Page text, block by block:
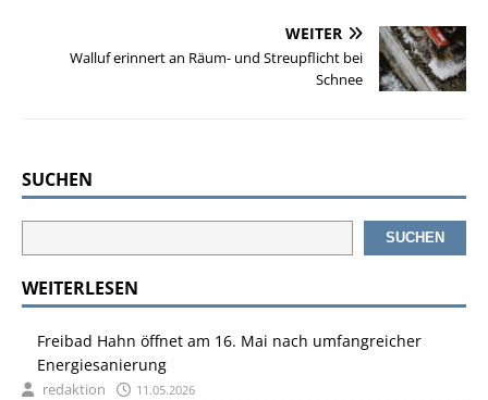
WEITER
Walluf erinnert an Räum- und Streupflicht bei
Schnee
SUCHEN
SUCHEN
WEITERLESEN
Freibad Hahn öffnet am 16. Mai nach umfangreicher
Energiesanierung
redaktion 11.05.2026